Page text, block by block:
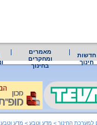
חדשות
חינוך
מאמרים
ומחקרים
בחינוך
למערכת החינוך > מדע וטבע > מדע וטבע